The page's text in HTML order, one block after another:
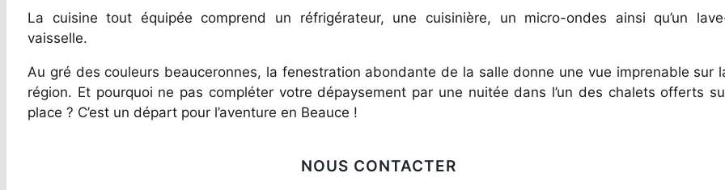
La cuisine tout équipée comprend un réfrigérateur, une cuisinière, un micro-ondes ainsi qu’un
vaisselle.
Au gré des couleurs beauceronnes, la fenestration abondante de la salle donne une vue imprenable sur
région. Et pourquoi ne pas compléter votre dépaysement par une nuitée dans l’un des chalets offerts
place ? C’est un départ pour l’aventure en Beauce !
NOUS CONTACTER